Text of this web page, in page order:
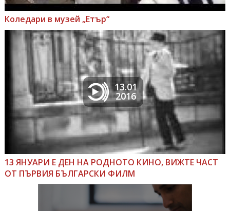
Коледари в музей „Етър“
13.01
2016
13 ЯНУАРИ Е ДЕН НА РОДНОТО КИНО, ВИЖТЕ ЧАСТ
ОТ ПЪРВИЯ БЪЛГАРСКИ ФИЛМ